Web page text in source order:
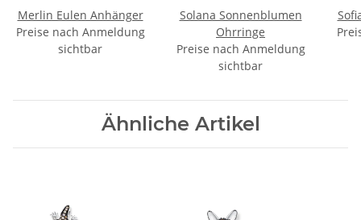
Merlin Eulen Anhänger
Preise nach Anmeldung
sichtbar
Solana Sonnenblumen
Ohrringe
Preise nach Anmeldung
sichtbar
Ähnliche Artikel